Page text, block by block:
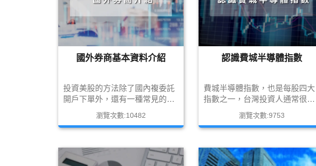
國外券商基本資料介紹
投資美股的方法除了國內複委託
開戶下單外，還有一種常見的方
法就是開立國外券商帳戶，今天
就讓筆者介紹4間最熱門的國外
券商TD，IB，嘉信，與Firstrade
瀏覽次數:10482
認識費城半導體指數
費城半導體指數，也是每股四大
指數之一，台灣投資人通常很關
注這指數走勢，主要原因是台灣
護關神山-台積電的ADR有在費城
半導體指數掛牌，加上台股有很
票，所以與費半指數走勢跟台股
瀏覽次數:9753